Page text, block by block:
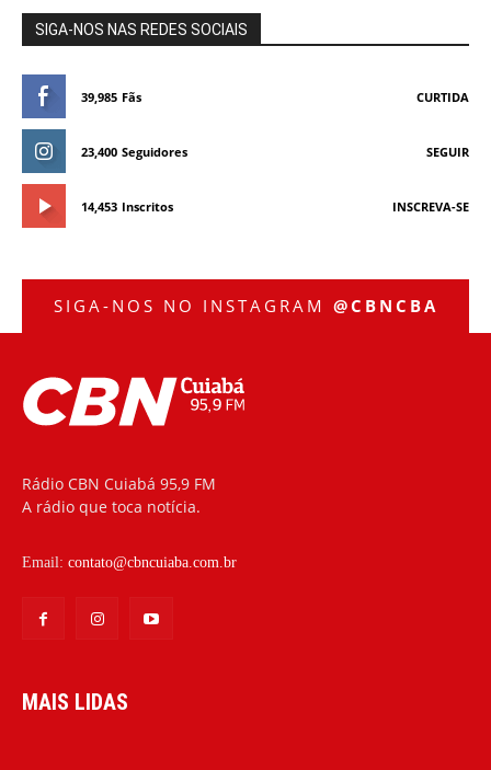
SIGA-NOS NAS REDES SOCIAIS
39,985 Fãs CURTIDA
23,400 Seguidores SEGUIR
14,453 Inscritos INSCREVA-SE
SIGA-NOS NO INSTAGRAM @CBNCBA
Rádio CBN Cuiabá 95,9 FM
A rádio que toca notícia.
Email: contato@cbncuiaba.com.br
MAIS LIDAS